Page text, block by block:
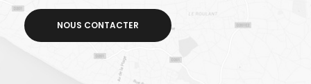
NOUS CONTACTER